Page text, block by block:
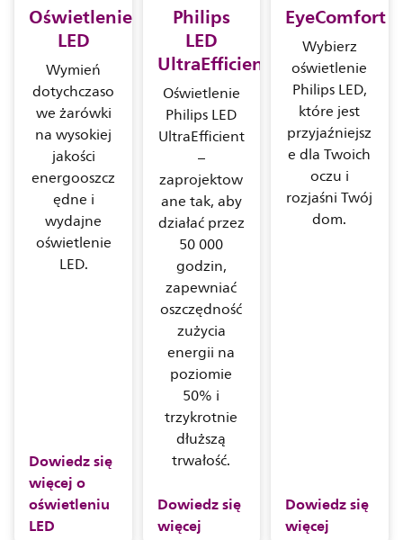
Oświetlenie
LED
Wymień
dotychczaso
we żarówki
na wysokiej
jakości
energooszcz
ędne i
wydajne
oświetlenie
LED.
Dowiedz się
więcej o
oświetleniu
LED
Philips
LED
UltraEfficient
Oświetlenie
Philips LED
UltraEfficient
–
zaprojektow
ane tak, aby
działać przez
50 000
godzin,
zapewniać
oszczędność
zużycia
energii na
poziomie
50% i
trzykrotnie
dłuższą
trwałość.
Dowiedz się
więcej
EyeComfort
Wybierz
oświetlenie
Philips LED,
które jest
przyjaźniejsz
e dla Twoich
oczu i
rozjaśni Twój
dom.
Dowiedz się
więcej